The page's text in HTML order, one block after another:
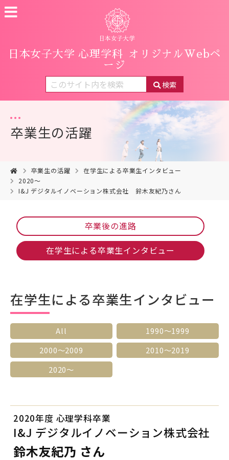
日本女子大学 心理学科
オリジナルWebペ
ージ
検索
卒業生の活躍
卒業生の活躍
在学生による卒業生インタビュー
2020～
I&J デジタルイノベーション株式会社 鈴木友紀乃さん
卒業後の進路
在学生による卒業生インタビュー
在学生による卒業生インタビュー
All
1990〜1999
2000〜2009
2010〜2019
2020～
2020年度 心理学科卒業
I&J デジタルイノベーション株式会社
鈴木友紀乃 さん